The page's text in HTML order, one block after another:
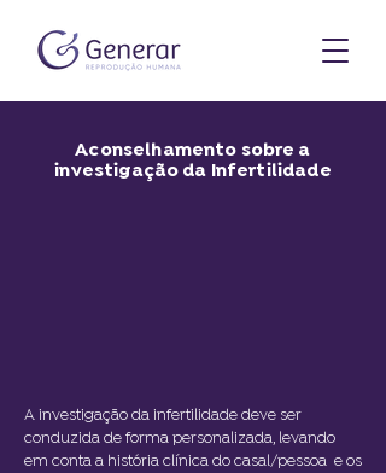
Aconselhamento sobre a
investigação da Infertilidade
A investigação da infertilidade deve ser
conduzida de forma personalizada, levando
em conta a história clínica do casal/pessoa e os